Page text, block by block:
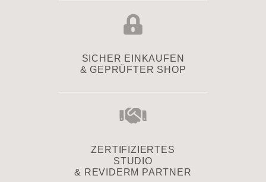
SICHER EINKAUFEN
& GEPRÜFTER SHOP
ZERTIFIZIERTES
STUDIO
& REVIDERM PARTNER